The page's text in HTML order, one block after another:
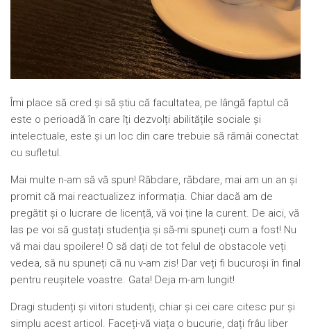
Îmi place să cred și să știu că facultatea, pe lângă faptul că
este o perioadă în care îți dezvolți abilitățile sociale și
intelectuale, este și un loc din care trebuie să rămâi conectat
cu sufletul.
Mai multe n-am să vă spun! Răbdare, răbdare, mai am un an și
promit că mai reactualizez informația. Chiar dacă am de
pregătit și o lucrare de licență, vă voi ține la curent. De aici, vă
las pe voi să gustați studenția și să-mi spuneți cum a fost! Nu
vă mai dau spoilere! O să dați de tot felul de obstacole veți
vedea, să nu spuneți că nu v-am zis! Dar veți fi bucuroși în final
pentru reușitele voastre. Gata! Deja m-am lungit!
Dragi studenți și viitori studenți, chiar și cei care citesc pur și
simplu acest articol. Faceți-vă viața o bucurie, dați frâu liber